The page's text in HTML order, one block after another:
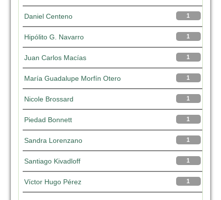
1
Daniel Centeno
1
Hipólito G. Navarro
1
Juan Carlos Macías
1
María Guadalupe Morfín Otero
1
Nicole Brossard
1
Piedad Bonnett
1
Sandra Lorenzano
1
Santiago Kivadloff
1
Víctor Hugo Pérez